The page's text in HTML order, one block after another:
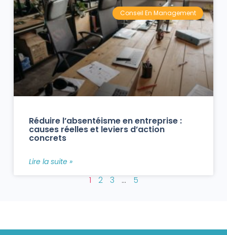
Conseil En Management
Réduire l’absentéisme en entreprise :
causes réelles et leviers d’action
concrets
Lire la suite »
1 2 3 … 5